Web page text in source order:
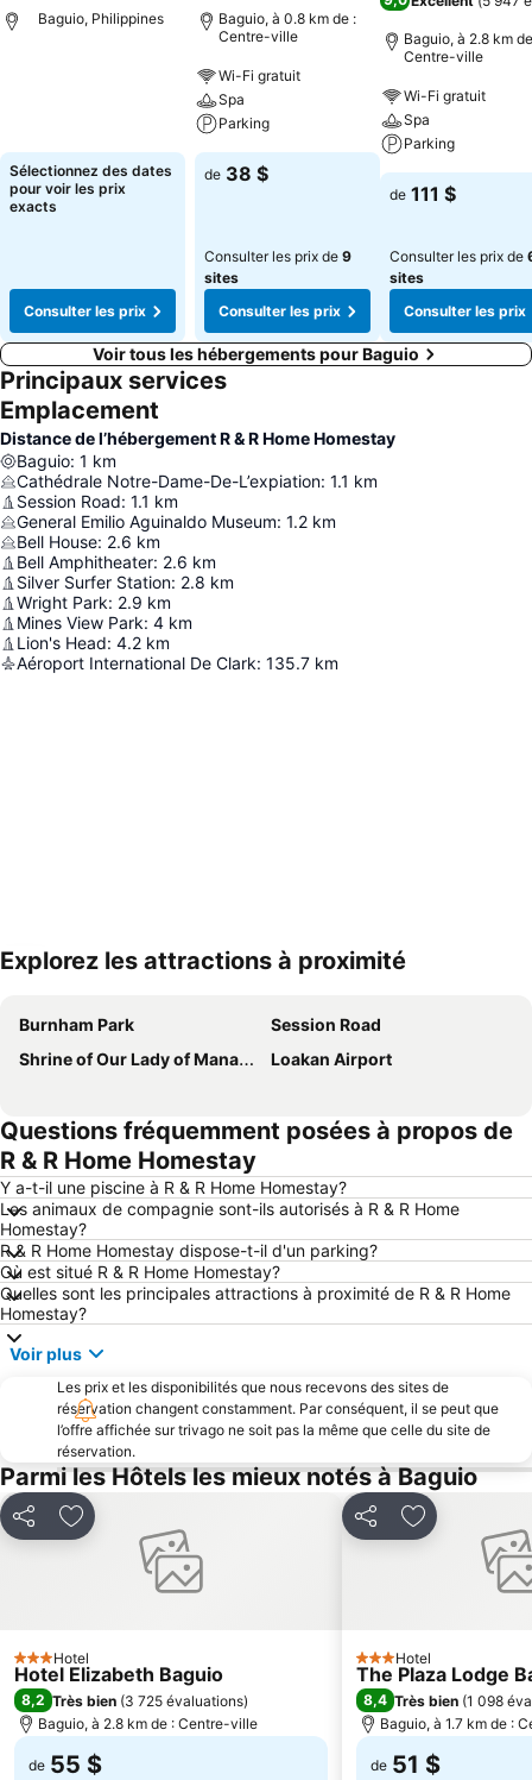
Baguio, Philippines
Sélectionnez des dates
pour voir les prix
exacts
Consulter les prix
Baguio, à 0.8 km de :
Centre-ville
Wi-Fi gratuit
Spa
Parking
de 38 $
Consulter les prix de 9
sites
Consulter les prix
Baguio, à 2.8 km
Centre-ville
Wi-Fi gratuit
Spa
Parking
de 111 $
Consulter les prix de
sites
Consulter les prix
Voir tous les hébergements pour Baguio
Principaux services
Emplacement
Distance de l’hébergement R & R Home Homestay
Baguio: 1 km
Cathédrale Notre-Dame-De-L’expiation: 1.1 km
Session Road: 1.1 km
General Emilio Aguinaldo Museum: 1.2 km
Bell House: 2.6 km
Bell Amphitheater: 2.6 km
Silver Surfer Station: 2.8 km
Wright Park: 2.9 km
Mines View Park: 4 km
Lion's Head: 4.2 km
Aéroport International De Clark: 135.7 km
Explorez les attractions à proximité
Burnham Park
Session Road
Shrine of Our Lady of Manaoag
Loakan Airport
Questions fréquemment posées à propos de
R & R Home Homestay
Y a-t-il une piscine à R & R Home Homestay?
Les animaux de compagnie sont-ils autorisés à R & R Home
Homestay?
R & R Home Homestay dispose-t-il d'un parking?
Où est situé R & R Home Homestay?
Quelles sont les principales attractions à proximité de R & R Home
Homestay?
Voir plus
Les prix et les disponibilités que nous recevons des sites de
réservation changent constamment. Par conséquent, il se peut que
l’offre affichée sur trivago ne soit pas la même que celle du site de
réservation.
Parmi les Hôtels les mieux notés à Baguio
PartagerAjouter à mes favoris
3 Étoiles
Hotel
Hotel Elizabeth Baguio
8,2 Très bien (3 725 évaluations)
Baguio, à 2.8 km de : Centre-ville
de 55 $
PartagerAjouter à
3 Étoiles
Hotel
The Plaza Lodge
8,4 Très bien (1 098
Baguio, à 1.7 km de :
de 51 $